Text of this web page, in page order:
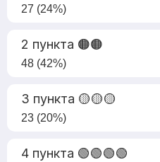
27 (24%)
2 пункта 🟠🟠
48 (42%)
3 пункта 🟡🟡🟡
23 (20%)
4 пункта 🟢🟢🟢🟢